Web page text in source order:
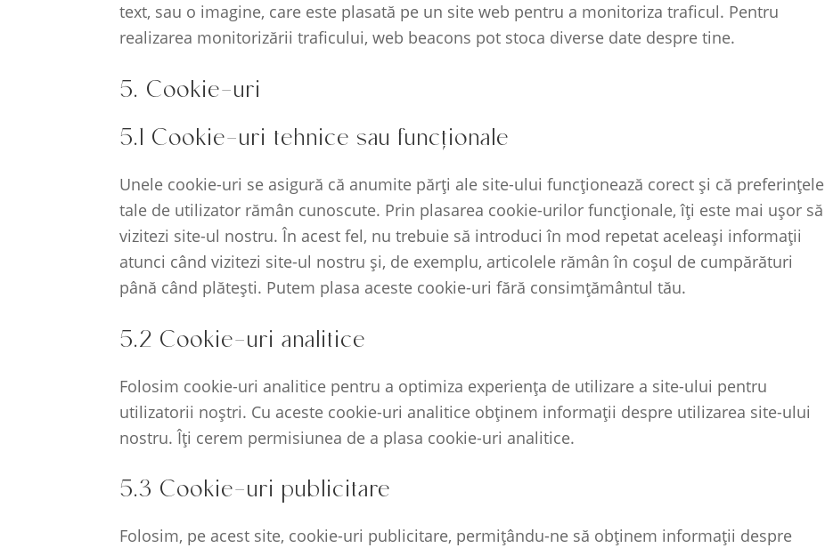
text, sau o imagine, care este plasată pe un site web pentru a monitoriza traficul. Pentru
realizarea monitorizării traficului, web beacons pot stoca diverse date despre tine.
5. Cookie-uri
5.1 Cookie-uri tehnice sau funcționale
Unele cookie-uri se asigură că anumite părți ale site-ului funcționează corect și că preferințele
tale de utilizator rămân cunoscute. Prin plasarea cookie-urilor funcționale, îți este mai ușor să
vizitezi site-ul nostru. În acest fel, nu trebuie să introduci în mod repetat aceleași informații
atunci când vizitezi site-ul nostru și, de exemplu, articolele rămân în coșul de cumpărături
până când plătești. Putem plasa aceste cookie-uri fără consimțământul tău.
5.2 Cookie-uri analitice
Folosim cookie-uri analitice pentru a optimiza experiența de utilizare a site-ului pentru
utilizatorii noștri. Cu aceste cookie-uri analitice obținem informații despre utilizarea site-ului
nostru. Îți cerem permisiunea de a plasa cookie-uri analitice.
5.3 Cookie-uri publicitare
Folosim, pe acest site, cookie-uri publicitare, permițându-ne să obținem informații despre